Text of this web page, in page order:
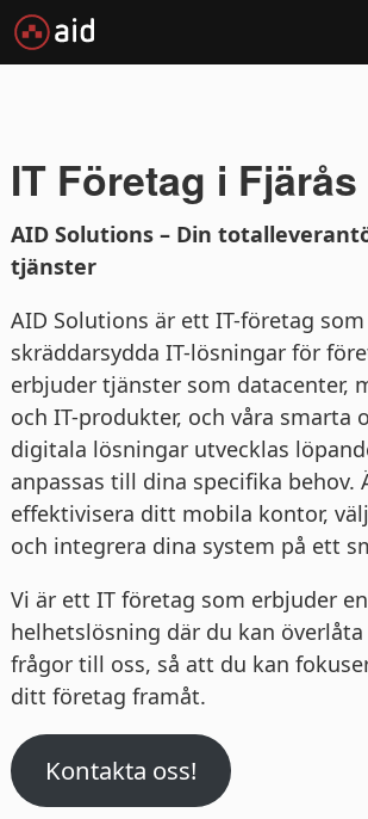
IT Företag i Fjärås
AID Solutions – Din
tjänster
AID Solutions är ett IT-företag
skräddarsydda IT-lösningar för
erbjuder tjänster som datacenter,
och IT-produkter, och våra smarta
digitala lösningar utvecklas
anpassas till dina specifika behov.
effektivisera ditt mobila kontor,
och integrera dina system på ett
Vi är ett IT företag som erbjuder en
helhetslösning där du kan
frågor till oss, så att du kan
ditt företag framåt.
Kontakta oss!